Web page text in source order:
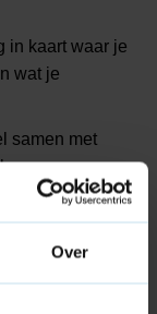
Over
in kaart waar je
wat je
samen met
en
bij je visie.
zodat